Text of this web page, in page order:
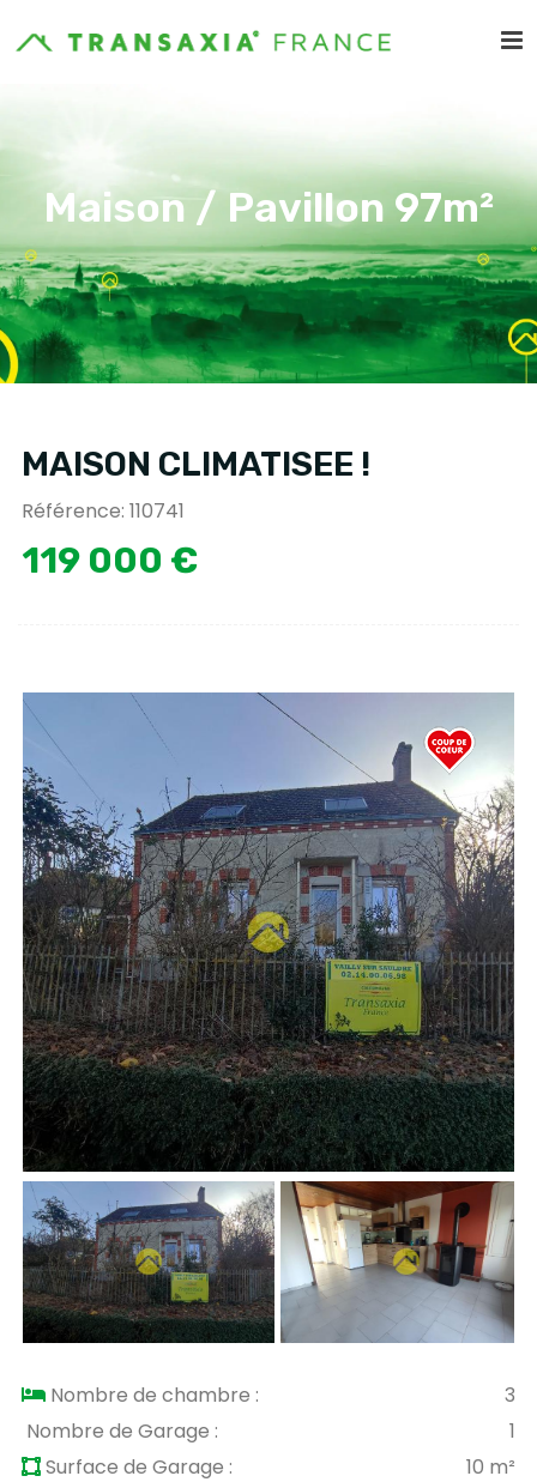
Maison / Pavillon 97m²
MAISON CLIMATISEE !
Référence: 110741
119 000 €
Nombre de chambre :
3
Nombre de Garage :
1
Surface de Garage :
10 m²